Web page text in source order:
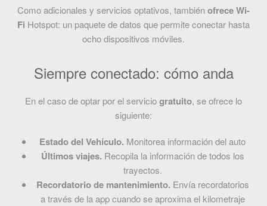
Como adicionales y servicios optativos, tambiénofrece Wi-
Fi Hotspot: un paquete de datos que permite conectar hasta
ocho dispositivos móviles.
Siempre conectado: cómo anda
En el caso de optar por el serviciogratuito, se ofrece lo
siguiente:
Estado del Vehículo. Monitorea información del auto
Últimos viajes. Recopila la información de todos los
trayectos.
Recordatorio de mantenimiento. Envía recordatorios
a través de la app cuando se aproxima el kilometraje